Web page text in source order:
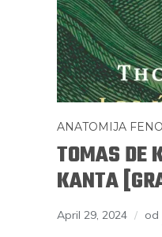
ANATOMIJA
TOMAS DE
KANTA
April 29, 2024 od